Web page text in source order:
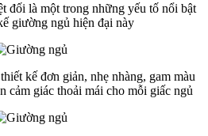
đối là một trong những yếu tố nổi bật
giường ngủ hiện đại này
kế đơn giản, nhẹ nhàng, gam màu
cảm giác thoải mái cho mỗi giấc ngủ